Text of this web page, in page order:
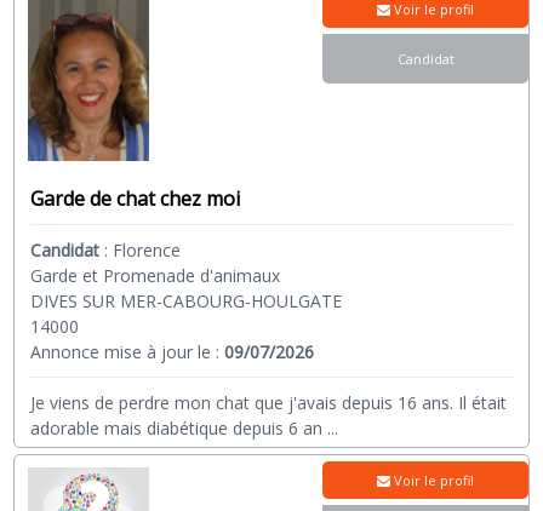
Garde de chat chez moi
Candidat : Florence
Garde et Promenade d'animaux
DIVES SUR MER-CABOURG-HOULGATE
14000
Annonce mise à jour le :09/07/2026
Je viens de perdre mon chat que j'avais depuis 16 ans. Il était
adorable mais diabétique depuis 6 an ...
Voir le profil
Candidat
Voir le profil